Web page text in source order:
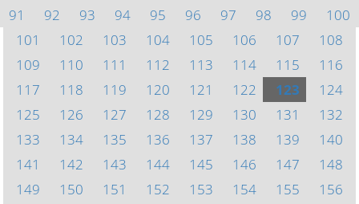
91
92 93 94 95 96 97 98 99
100
101
102 103 104 105 106 107
108
109
110 111 112 113 114 115
116
117
118 119 120 121 122 123
124
125
126 127 128 129 130 131
132
133
134 135 136 137 138 139
140
141
142 143 144 145 146 147
148
149
150 151 152 153 154 155
156